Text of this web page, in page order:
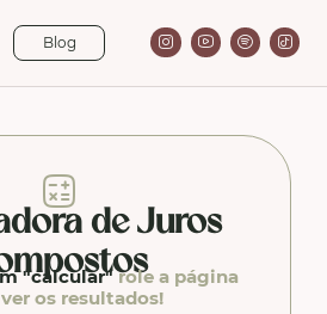
Blog
de Juros
"calcular"role a página
os resultados!